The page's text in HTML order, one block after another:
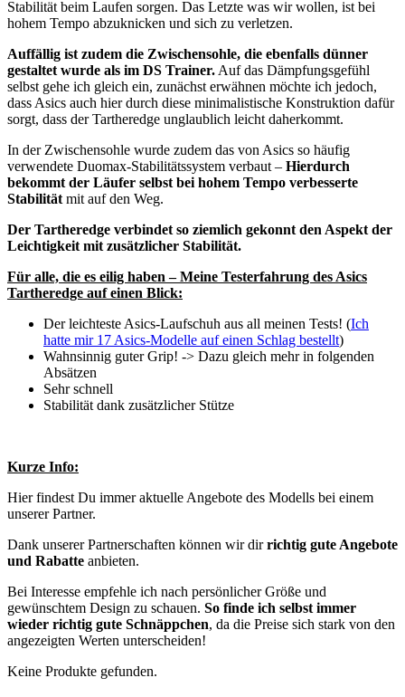
Stabilität beim Laufen sorgen. Das Letzte was wir wollen, ist bei
hohem Tempo abzuknicken und sich zu verletzen.
Auffällig ist zudem die Zwischensohle, die ebenfalls dünner
gestaltet wurde als im DS Trainer. Auf das Dämpfungsgefühl
selbst gehe ich gleich ein, zunächst erwähnen möchte ich jedoch,
dass Asics auch hier durch diese minimalistische Konstruktion dafür
sorgt, dass der Tartheredge unglaublich leicht daherkommt.
In der Zwischensohle wurde zudem das von Asics so häufig
verwendete Duomax-Stabilitätssystem verbaut – Hierdurch
bekommt der Läufer selbst bei hohem Tempo verbesserte
Stabilität mit auf den Weg.
Der Tartheredge verbindet so ziemlich gekonnt den Aspekt der
Leichtigkeit mit zusätzlicher Stabilität.
Für alle, die es eilig haben – Meine Testerfahrung des Asics
Tartheredge auf einen Blick:
Der leichteste Asics-Laufschuh aus all meinen Tests! (Ich
hatte mir 17 Asics-Modelle auf einen Schlag bestellt)
Wahnsinnig guter Grip! -> Dazu gleich mehr in folgenden
Absätzen
Sehr schnell
Stabilität dank zusätzlicher Stütze
Kurze Info:
Hier findest Du immer aktuelle Angebote des Modells bei einem
unserer Partner.
Dank unserer Partnerschaften können wir dirrichtig gute Angebote
und Rabatte anbieten.
Bei Interesse empfehle ich nach persönlicher Größe und
gewünschtem Design zu schauen. So finde ich selbst immer
wieder richtig gute Schnäppchen, da die Preise sich stark von den
angezeigten Werten unterscheiden!
Keine Produkte gefunden.